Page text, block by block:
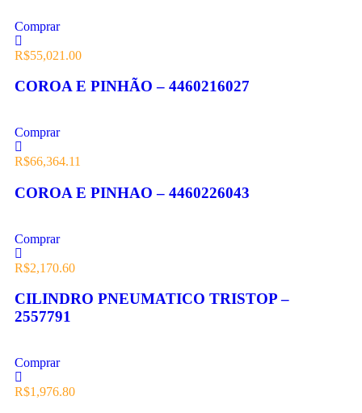
Comprar
R$55,021.00
COROA E PINHÃO – 4460216027
Comprar
R$66,364.11
COROA E PINHAO – 4460226043
Comprar
R$2,170.60
CILINDRO PNEUMATICO TRISTOP –
2557791
Comprar
R$1,976.80